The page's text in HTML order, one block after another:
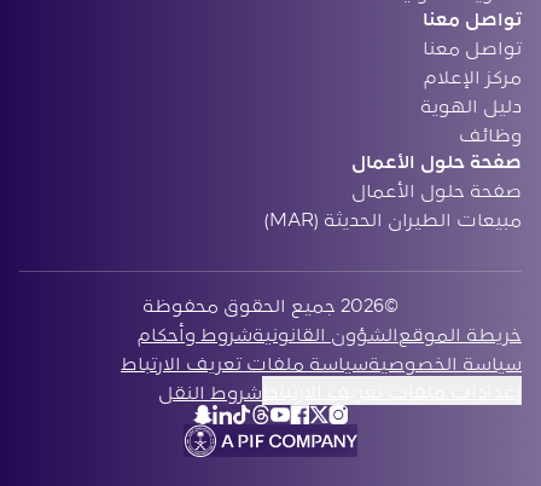
تواصل معنا
تواصل معنا
مركز الإعلام
دليل الهوية
وظائف
صفحة حلول الأعمال
صفحة حلول الأعمال
مبيعات الطيران الحديثة (MAR)
©2026 ‏جميع الحقوق محفوظة
‏خريطة الموقعالشؤون القانونيةشروط وأحكام
سياسة الخصوصيةسياسة ملفات تعريف الارتباط
شروط النقل